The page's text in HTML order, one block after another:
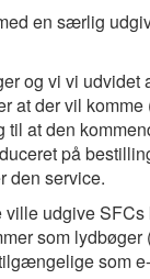
en særlig
og vi vi
at der vil
at den
på
den service.
udgive
som
som